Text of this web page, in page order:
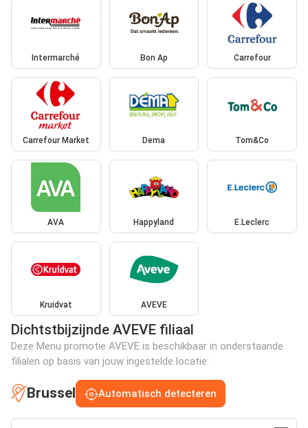
Intermarché Bon Ap Carrefour
Carrefour Market Dema Tom&Co
AVA Happyland E.Leclerc
Kruidvat AVEVE
Dichtstbijzijnde AVEVE filiaal
Deze Menu promotie AVEVE is beschikbaar in onderstaande
filialen op basis van jouw ingestelde locatie:
Brussel Automatisch detecteren